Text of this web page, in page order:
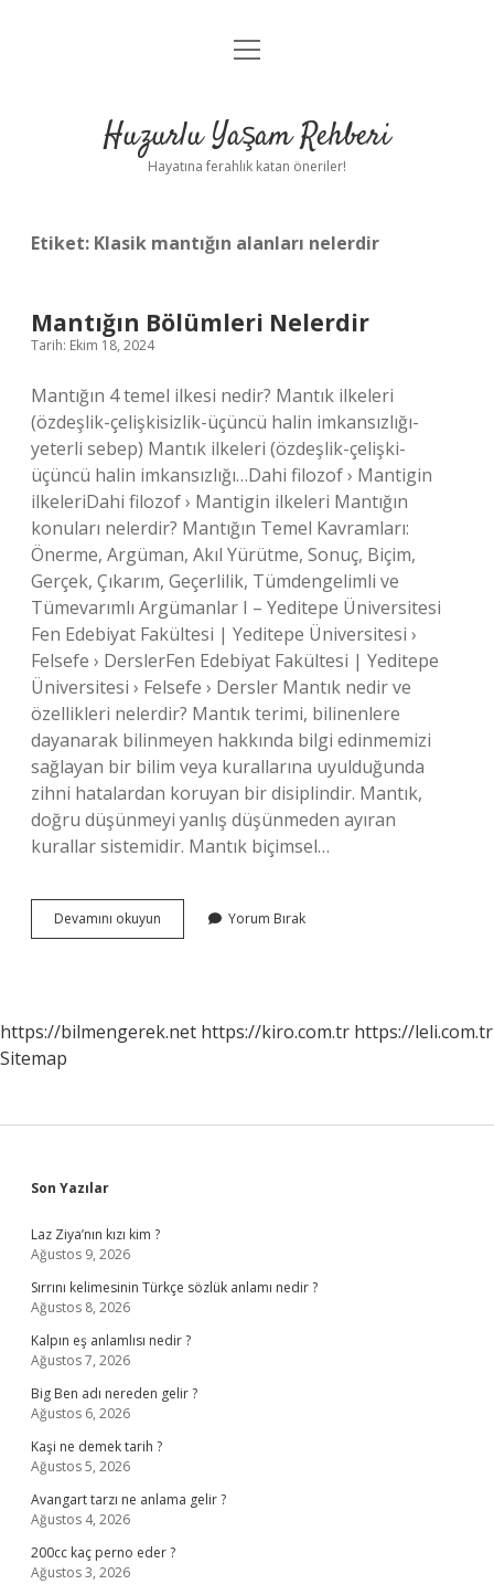
Anasayfa
Yasal Uyarı
menüyü
Huzurlu Yaşam Rehberi
Hayatına ferahlık katan öneriler!
Etiket: Klasik mantığın alanları nelerdir
Mantığın Bölümleri Nelerdir
Tarih: Ekim 18, 2024
Mantığın 4 temel ilkesi nedir? Mantık ilkeleri
(özdeşlik-çelişkisizlik-üçüncü halin imkansızlığı-
yeterli sebep) Mantık ilkeleri (özdeşlik-çelişki-
üçüncü halin imkansızlığı…Dahi filozof › Mantigin
ilkeleriDahi filozof › Mantigin ilkeleri Mantığın
konuları nelerdir? Mantığın Temel Kavramları:
Önerme, Argüman, Akıl Yürütme, Sonuç, Biçim,
Gerçek, Çıkarım, Geçerlilik, Tümdengelimli ve
Tümevarımlı Argümanlar I – Yeditepe Üniversitesi
Fen Edebiyat Fakültesi | Yeditepe Üniversitesi ›
Felsefe › DerslerFen Edebiyat Fakültesi | Yeditepe
Üniversitesi › Felsefe › Dersler Mantık nedir ve
özellikleri nelerdir? Mantık terimi, bilinenlere
dayanarak bilinmeyen hakkında bilgi edinmemizi
sağlayan bir bilim veya kurallarına uyulduğunda
zihni hatalardan koruyan bir disiplindir. Mantık,
doğru düşünmeyi yanlış düşünmeden ayıran
kurallar sistemidir. Mantık biçimsel…
Devamını okuyun Mantığın
Bölümleri
Yorum Bırak
https://bilmengerek.net https://kiro.com.tr https://leli.com.tr
Sitemap
Sidebar
Son Yazılar
Laz Ziya’nın kızı kim ?
Ağustos 9, 2026
Sırrını kelimesinin Türkçe sözlük anlamı nedir ?
Ağustos 8, 2026
Kalpın eş anlamlısı nedir ?
Ağustos 7, 2026
Big Ben adı nereden gelir ?
Ağustos 6, 2026
Kaşi ne demek tarih ?
Ağustos 5, 2026
Avangart tarzı ne anlama gelir ?
Ağustos 4, 2026
200cc kaç perno eder ?
Ağustos 3, 2026